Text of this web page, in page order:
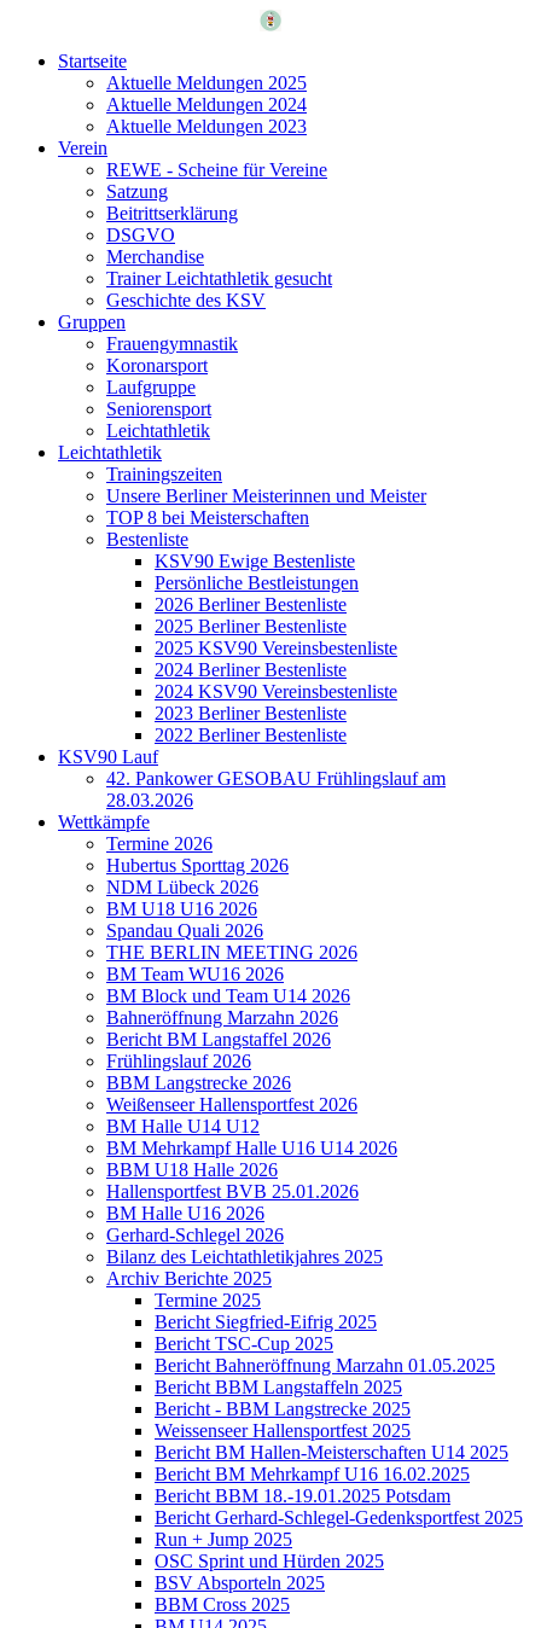
Startseite
Aktuelle Meldungen 2025
Aktuelle Meldungen 2024
Aktuelle Meldungen 2023
Verein
REWE - Scheine für Vereine
Satzung
Beitrittserklärung
DSGVO
Merchandise
Trainer Leichtathletik gesucht
Geschichte des KSV
Gruppen
Frauengymnastik
Koronarsport
Laufgruppe
Seniorensport
Leichtathletik
Leichtathletik
Trainingszeiten
Unsere Berliner Meisterinnen und Meister
TOP 8 bei Meisterschaften
Bestenliste
KSV90 Ewige Bestenliste
Persönliche Bestleistungen
2026 Berliner Bestenliste
2025 Berliner Bestenliste
2025 KSV90 Vereinsbestenliste
2024 Berliner Bestenliste
2024 KSV90 Vereinsbestenliste
2023 Berliner Bestenliste
2022 Berliner Bestenliste
KSV90 Lauf
42. Pankower GESOBAU Frühlingslauf am
28.03.2026
Wettkämpfe
Termine 2026
Hubertus Sporttag 2026
NDM Lübeck 2026
BM U18 U16 2026
Spandau Quali 2026
THE BERLIN MEETING 2026
BM Team WU16 2026
BM Block und Team U14 2026
Bahneröffnung Marzahn 2026
Bericht BM Langstaffel 2026
Frühlingslauf 2026
BBM Langstrecke 2026
Weißenseer Hallensportfest 2026
BM Halle U14 U12
BM Mehrkampf Halle U16 U14 2026
BBM U18 Halle 2026
Hallensportfest BVB 25.01.2026
BM Halle U16 2026
Gerhard-Schlegel 2026
Bilanz des Leichtathletikjahres 2025
Archiv Berichte 2025
Termine 2025
Bericht Siegfried-Eifrig 2025
Bericht TSC-Cup 2025
Bericht Bahneröffnung Marzahn 01.05.2025
Bericht BBM Langstaffeln 2025
Bericht - BBM Langstrecke 2025
Weissenseer Hallensportfest 2025
Bericht BM Hallen-Meisterschaften U14 2025
Bericht BM Mehrkampf U16 16.02.2025
Bericht BBM 18.-19.01.2025 Potsdam
Bericht Gerhard-Schlegel-Gedenksportfest 2025
Run + Jump 2025
OSC Sprint und Hürden 2025
BSV Absporteln 2025
BBM Cross 2025